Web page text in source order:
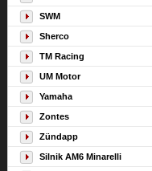
SWM
Sherco
TM Racing
UM Motor
Yamaha
Zontes
Zündapp
Silnik AM6 Minarelli